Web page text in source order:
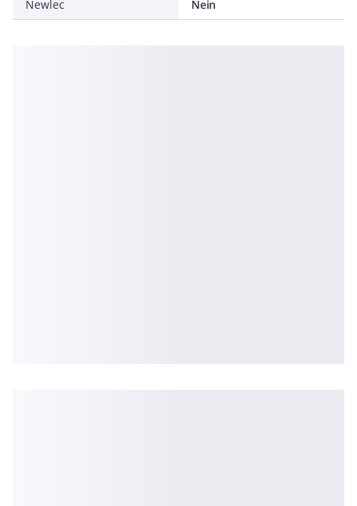
Newlec
Nein